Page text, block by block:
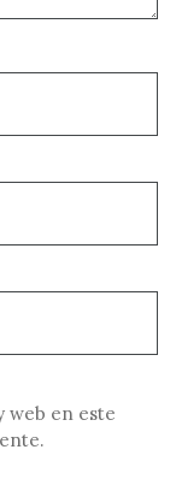
web en este